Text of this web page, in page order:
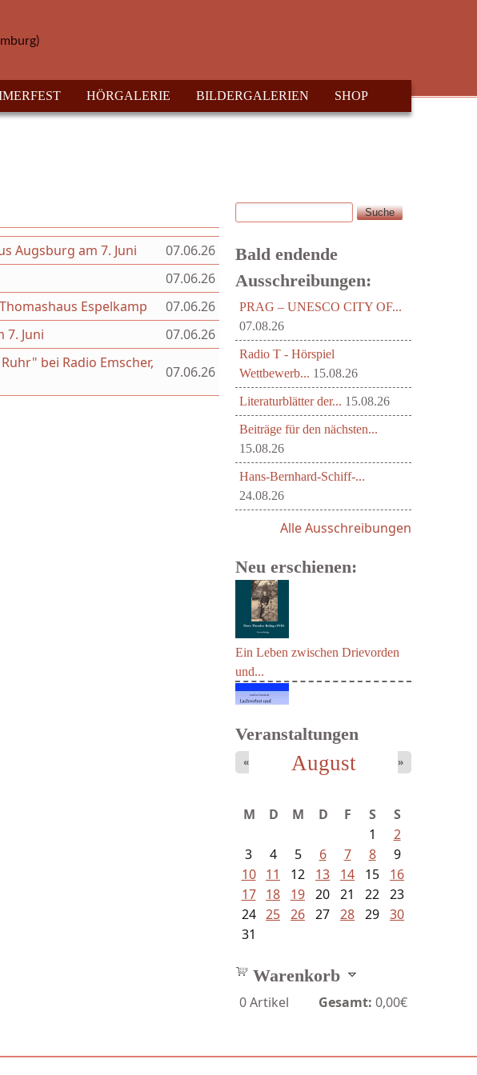
HÖRGALERIE BILDERGALERIEN SHOP
Augsburg am 7. Juni
07.06.26
07.06.26
Espelkamp
07.06.26
7. Juni
07.06.26
bei Radio Emscher,
07.06.26
Suchformular
Suche
Bald endende
Ausschreibungen:
PRAG – UNESCO CITY OF...
07.08.26
Radio T - Hörspiel
Wettbewerb... 15.08.26
Literaturblätter der... 15.08.26
Beiträge für den nächsten...
15.08.26
Hans-Bernhard-Schiff-...
24.08.26
Alle Ausschreibungen
Neu erschienen:
Ein Leben zwischen Drievorden
und...
Veranstaltungen
August
« »
M D M D F S
S
1
2
3
4 5 6 7 8
9
10
11 12 13 14 15
16
17
18 19 20 21 22 23
24 25 26 27 28 29 30
31
Warenkorb
0Artikel Gesamt: 0,00€